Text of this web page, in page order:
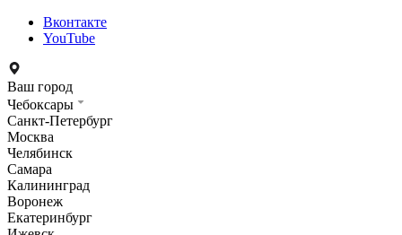
Вконтакте
YouTube
Ваш город
Чебоксары
Санкт-Петербург
Москва
Челябинск
Самара
Калининград
Воронеж
Екатеринбург